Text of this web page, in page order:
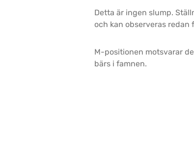
Detta är ingen slump.
och kan observeras redan
M-positionen motsvarar
bärs i famnen.